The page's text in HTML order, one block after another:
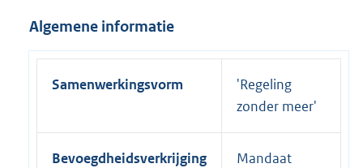
Algemene informatie
Samenwerkingsvorm
'Regeling
zonder meer'
Bevoegdheidsverkrijging Mandaat